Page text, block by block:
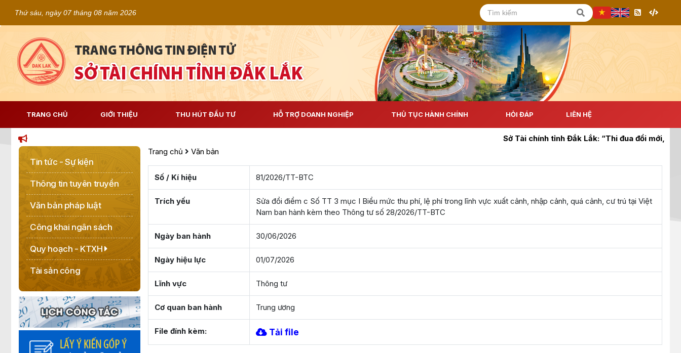
Thứ sáu, ngày 07 tháng 08 năm 2026
TRANG CHỦ GIỚI THIỆU THU HÚT ĐẦU TƯ HỖ TRỢ DOANH NGHIỆP THỦ TỤC HÀNH CHÍNH HỎI ĐÁP LIÊN HỆ
Sở Tài chính tỉnh Đắk Lắk: “Thi đua đổi mới, sáng
Tin tức - Sự kiện
Thông tin tuyên truyền
Văn bản pháp luật
Công khai ngân sách
Quy hoạch - KTXH
Tài sản công
Trang chủ Văn bản
Số / Kí hiệu 81/2026/TT-BTC
Trích yếu
Sửa đổi điểm c Số TT 3 mục I Biểu mức thu phí, lệ phí trong lĩnh vực xuất cảnh, nhập cảnh, quá cảnh, cư trú tại Việt
Nam ban hành kèm theo Thông tư số 28/2026/TT-BTC
Ngày ban hành 30/06/2026
Ngày hiệu lực 01/07/2026
Lĩnh vực Thông tư
Cơ quan ban hành Trung ương
File đính kèm: Tải file